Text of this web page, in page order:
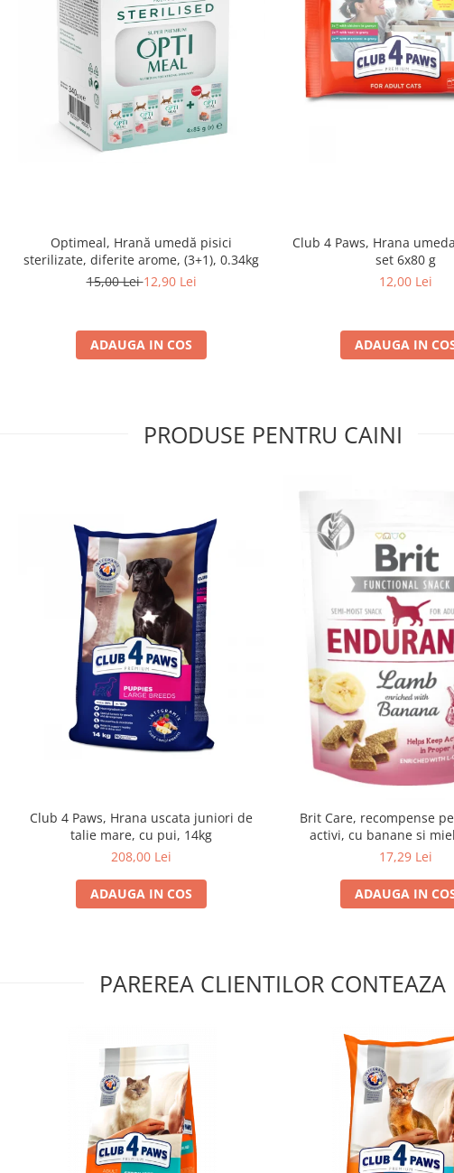
Optimeal, Hrană umedă pisici
sterilizate, diferite arome, (3+1), 0.34kg
15,00 Lei12,90 Lei
ADAUGA IN COS
Club 4 Paws, Hrana
set 6x80 g
12,00 Lei
ADAUGA IN
PRODUSE PENTRU CAINI
Club 4 Paws, Hrana uscata juniori de
talie mare, cu pui, 14kg
208,00 Lei
ADAUGA IN COS
Brit Care, recompense
activi, cu banane si
17,29 Lei
ADAUGA IN
PAREREA CLIENTILOR CONTEAZA